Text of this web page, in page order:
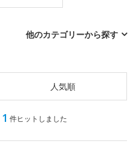
他のカテゴリーから探す
人気順
1 件ヒットしました